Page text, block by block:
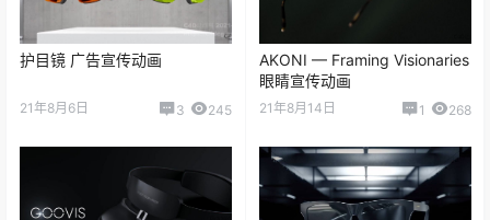
护目镜 广告宣传动画
21年8月6日 3 245
AKONI — Framing Visionaries
眼睛宣传动画
21年8月14日 1 268